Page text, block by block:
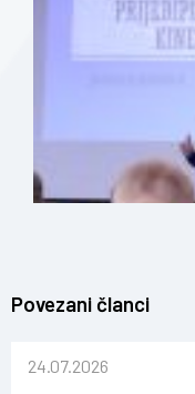
Povezani članci
24.07.2026